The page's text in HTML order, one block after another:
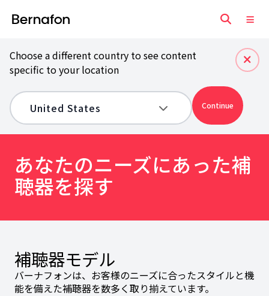
Choose a different country to see content
specific to your location
Continue
あなたのニーズにあった補
聴器を探す
補聴器モデル
バーナフォンは、お客様のニーズに合ったスタイルと機
能を備えた補聴器を数多く取り揃えています。